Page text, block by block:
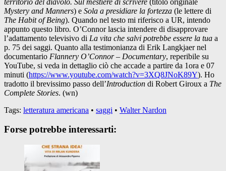
Mystery and Manners) e Sola a presidiare la fortezza (le lettere di
The Habit of Being). Quando nel testo mi riferisco a UR, intendo
appunto questo libro. O’Connor lascia intendere di disapprovare
l’adattamento televisivo di La vita che salvi potrebbe essere la tua a
p. 75 dei saggi. Quanto alla testimonianza di Erik Langkjaer nel
documentario Flannery O’Connor – Documentary, reperibile su
YouTube, si veda in dettaglio ciò che accade a partire da 1ora e 07
minuti (https://www.youtube.com/watch?v=3XQ8JNoK89Y). Ho
tradotto il brevissimo passo dell’Introduction di Robert Giroux a The
Complete Stories. (wn)
Tags: letteratura americana • saggi • Walter Nardon
Forse potrebbe interessarti: